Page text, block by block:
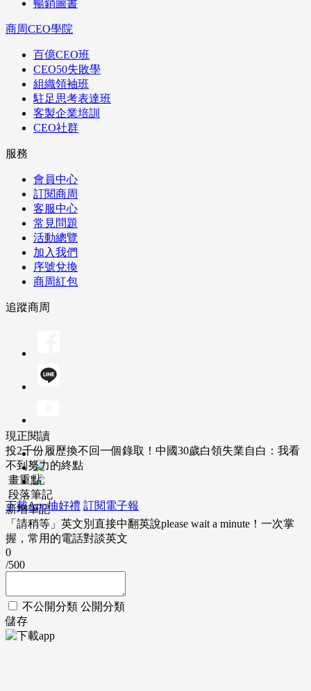
暢銷圖書
商周CEO學院
百億CEO班
CEO50失敗學
組織領袖班
駐足思考表達班
客製企業培訓
CEO社群
服務
會員中心
訂閱商周
客服中心
常見問題
活動總覽
加入我們
序號兌換
商周紅包
追蹤商周
下載App抽好禮 訂閱電子報
現正閱讀
投2千份履歷換不回一個錄取！中國30歲白領失業自白：我看
不到努力的終點
畫重點
段落筆記
新增筆記
「請稍等」英文別直接中翻英說please wait a minute！一次掌
握，常用的電話對談英文
0
/500
不公開分類 公開分類
儲存